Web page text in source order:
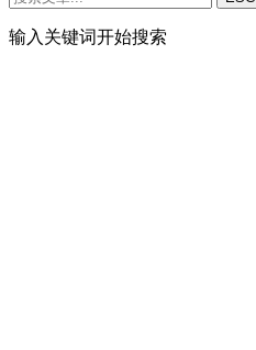
输入关键词开始搜索